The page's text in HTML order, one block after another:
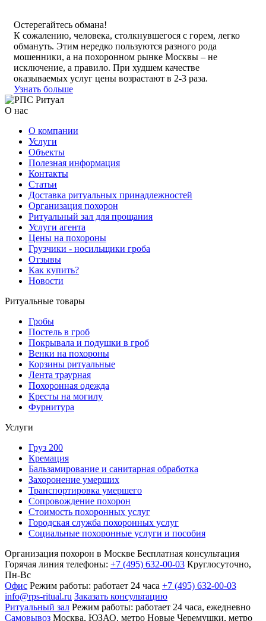
Остерегайтесь обмана!
К сожалению, человека, столкнувшегося с горем, легко
обмануть. Этим нередко пользуются разного рода
мошенники, а на похоронном рынке Москвы – не
исключение, а правило. При худшем качестве
оказываемых услуг цены возрастают в 2-3 раза.
Узнать больше
О нас
О компании
Услуги
Объекты
Полезная информация
Контакты
Статьи
Доставка ритуальных принадлежностей
Организация похорон
Ритуальный зал для прощания
Услуги агента
Цены на похороны
Грузчики - носильщики гроба
Отзывы
Как купить?
Новости
Ритуальные товары
Гробы
Постель в гроб
Покрывала и подушки в гроб
Венки на похороны
Корзины ритуальные
Лента траурная
Похоронная одежда
Кресты на могилу
Фурнитура
Услуги
Груз 200
Кремация
Бальзамирование и санитарная обработка
Захоронение умерших
Транспортировка умершего
Сопровождение похорон
Стоимость похоронных услуг
Городская служба похоронных услуг
Социальные похоронные услуги и пособия
Организация похорон в Москве Бесплатная консультация
Горячая линия телефоны: +7 (495) 632-00-03 Круглосуточно,
Пн-Вс
Офис Режим работы: работает 24 часа +7 (495) 632-00-03
info@rps-ritual.ru Заказать консультацию
Ритуальный зал Режим работы: работает 24 часа, ежедневно
Самовывоз Москва, ЮЗАО, метро Новые Черемушки, метро